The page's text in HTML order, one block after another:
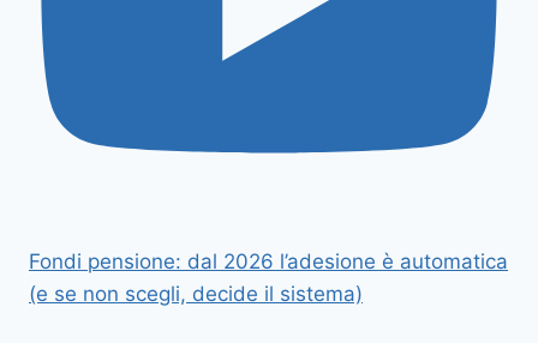
Fondi pensione: dal 2026 l’adesione è automatica
(e se non scegli, decide il sistema)